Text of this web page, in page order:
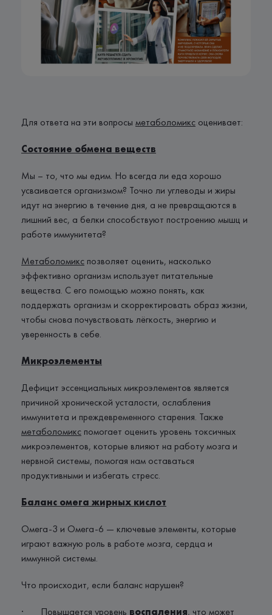
Для ответа на эти вопросы метаболомикс оценивает:
Состояние обмена веществ
Мы – то, что мы едим. Но всегда ли еда хорошо
усваивается организмом? Точно ли углеводы и жиры
идут на энергию в течение дня, а не превращаются в
лишний вес, а белки способствуют построению мышц и
работе иммунитета?
Метаболомикс позволяет оценить, насколько
эффективно организм использует питательные
вещества. С его помощью можно понять, как
поддержать организм и скорректировать образ жизни,
чтобы снова почувствовать лёгкость, энергию и
уверенность в себе.
Микроэлементы
Дефицит эссенциальных микроэлементов является
причиной хронической усталости, ослабления
иммунитета и преждевременного старения. Также
метаболомикс помогает оценить уровень токсичных
микроэлементов, которые влияют на работу мозга и
нервной системы, помогая нам оставаться
продуктивными и избегать стресс.
Баланс омега жирных кислот
Омега-3 и Омега-6 — ключевые элементы, которые
играют важную роль в работе мозга, сердца и
иммунной системы.
Что происходит, если баланс нарушен?
· Повышается уровень воспаления, что может